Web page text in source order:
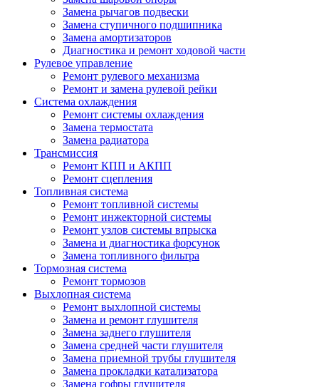
Замена рычагов подвески
Замена ступичного подшипника
Замена амортизаторов
Диагностика и ремонт ходовой части
Рулевое управление
Ремонт рулевого механизма
Ремонт и замена рулевой рейки
Система охлаждения
Ремонт системы охлаждения
Замена термостата
Замена радиатора
Трансмиссия
Ремонт КПП и АКПП
Ремонт сцепления
Топливная система
Ремонт топливной системы
Ремонт инжекторной системы
Ремонт узлов системы впрыска
Замена и диагностика форсунок
Замена топливного фильтра
Тормозная система
Ремонт тормозов
Выхлопная система
Ремонт выхлопной системы
Замена и ремонт глушителя
Замена заднего глушителя
Замена средней части глушителя
Замена приемной трубы глушителя
Замена прокладки катализатора
Замена гофры глушителя